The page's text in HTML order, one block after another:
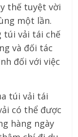
thế tuyệt vời
một lần.
túi vải tái chế
và đối tác
đối với việc
túi vải tái
có thể được
hàng ngày